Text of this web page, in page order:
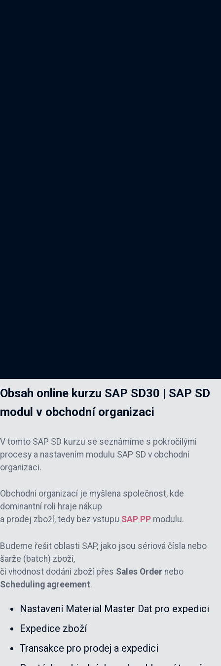
Obsah online kurzu SAP SD30 | SAP SD
modul v obchodní organizaci
V tomto SAP SD kurzu se seznámíme s pokročilými
procesy a nastavením modulu SAP SD v obchodní
organizaci.
Obchodní organizací je myšlena společnost, kde
dominantní roli hraje nákup
a prodej zboží, tedy bez vstupu SAP PP modulu.
Budeme řešit oblasti SAP, jako jsou sériová čísla nebo
šarže (batch) zboží,
či vhodnost dodání zboží přes Sales Order nebo
Scheduling agreement.
Nastavení Material Master Dat pro expedici
Expedice zboží
Transakce pro prodej a expedici